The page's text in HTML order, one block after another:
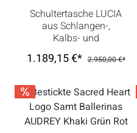
Schultertasche LUCIA
aus Schlangen-,
Kalbs- und
Krokodilleder Rot
Pink Blau
1.189,15 €* 2.950,00 €*